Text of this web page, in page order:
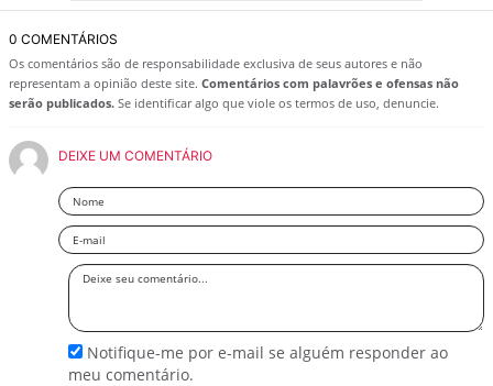
0 COMENTÁRIOS
Os comentários são de responsabilidade exclusiva de seus autores e não
representam a opinião deste site. Comentários com palavrões e ofensas não
serão publicados. Se identificar algo que viole os termos de uso, denuncie.
DEIXE UM COMENTÁRIO
Nome
Email
Deixe
Notifique-me por e-mail se alguém responder ao
meu comentário.